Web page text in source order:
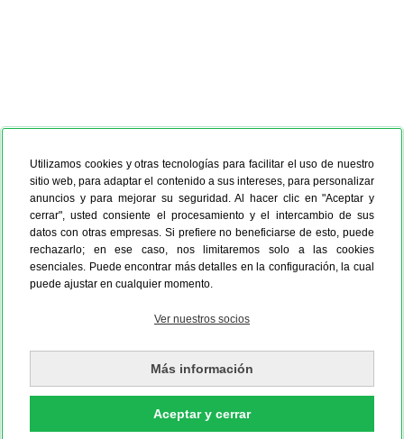
Utilizamos cookies y otras tecnologías para facilitar el uso de nuestro
sitio web, para adaptar el contenido a sus intereses, para personalizar
anuncios y para mejorar su seguridad. Al hacer clic en "Aceptar y
cerrar", usted consiente el procesamiento y el intercambio de sus
datos con otras empresas. Si prefiere no beneficiarse de esto, puede
rechazarlo; en ese caso, nos limitaremos solo a las cookies
esenciales. Puede encontrar más detalles en la configuración, la cual
puede ajustar en cualquier momento.
Ver nuestros socios
Más información
Aceptar y cerrar